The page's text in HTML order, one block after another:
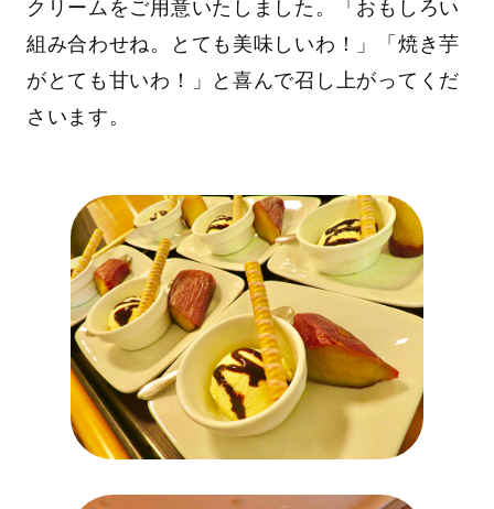
クリームをご用意いたしました。「おもしろい
組み合わせね。とても美味しいわ！」「焼き芋
がとても甘いわ！」と喜んで召し上がってくだ
さいます。